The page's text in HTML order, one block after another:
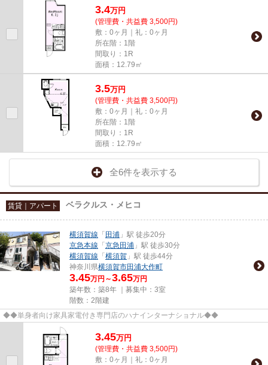
3.4万円
(管理費・共益費 3,500円)
敷：0ヶ月｜礼：0ヶ月
所在階：1階
間取り：1R
面積：12.79㎡
3.5万円
(管理費・共益費 3,500円)
敷：0ヶ月｜礼：0ヶ月
所在階：1階
間取り：1R
面積：12.79㎡
全6件を表示する
賃貸｜アパート ベラクルス・メヒコ
横須賀線 「 田浦 」駅 徒歩20分
京急本線 「 京急田浦 」駅 徒歩30分
横須賀線 「 横須賀 」駅 徒歩44分
神奈川県横須賀市田浦大作町
3.45万円～3.65万円
築年数：築8年 ｜募集中： 3室
階数：2階建
◆◆単身者向け家具家電付き専門店のハナインターナショナル◆◆
3.45万円
(管理費・共益費 3,500円)
敷：0ヶ月｜礼：0ヶ月